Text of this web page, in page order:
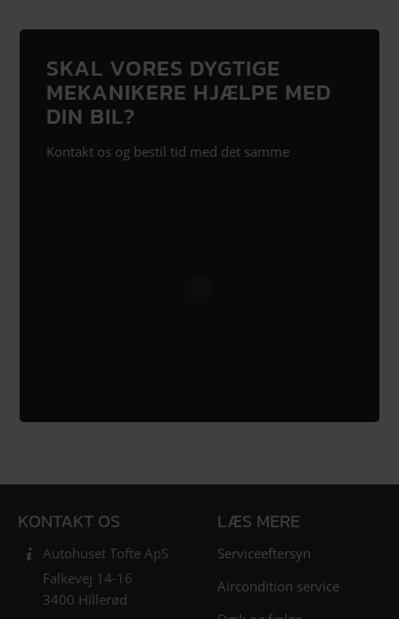
SKAL VORES DYGTIGE
MEKANIKERE HJÆLPE MED
DIN BIL?
Kontakt os og bestil tid med det samme
KONTAKT OS
Autohuset Tofte ApS
Falkevej 14-16
3400 Hillerød
LÆS MERE
Serviceeftersyn
Aircondition service